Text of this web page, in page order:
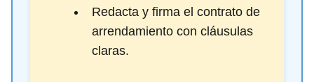
Redacta y firma el contrato de
arrendamiento con cláusulas
claras.